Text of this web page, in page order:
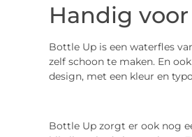
Handig
Bottle Up is een waterfles
zelf schoon te maken. En
design, met een kleur en
Bottle Up zorgt er ook nog